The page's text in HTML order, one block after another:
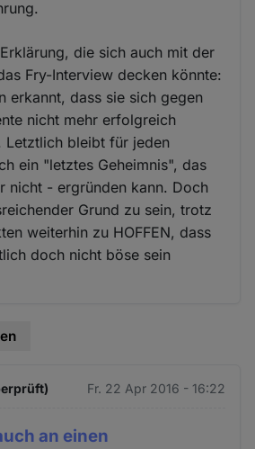
die sich auch mit der
Fry-Interview decken könnte:
erkannt, dass sie sich gegen
nicht mehr erfolgreich
Letztlich bleibt für jeden
ein "letztes Geheimnis", das
nicht - ergründen kann. Doch
Grund zu sein, trotz
weiterhin zu HOFFEN, dass
doch nicht böse sein
Fr. 22 Apr 2016 - 16:22
an einen